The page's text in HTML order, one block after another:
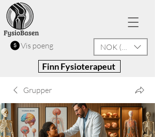
Vis poeng NOK (kr)
Finn Fysioterapeut
Grupper